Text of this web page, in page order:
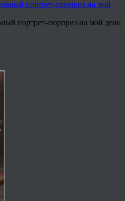
портрет-сюрприз на мой день